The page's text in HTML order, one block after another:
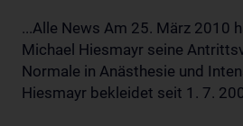
...Alle News Am 25. März 2010
Michael Hiesmayr seine
Normale in Anästhesie und
Hiesmayr bekleidet seit 1. 7.